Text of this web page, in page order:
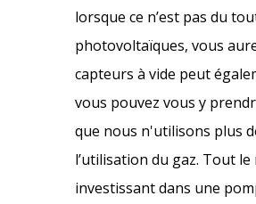
lorsque ce n’est pas du
photovoltaïques, vous
capteurs à vide peut
vous pouvez vous y
que nous n'utilisons plus
l’utilisation du gaz. Tout
investissant dans une